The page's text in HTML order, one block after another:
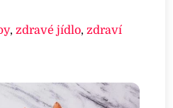
,zdravé jídlo,zdraví